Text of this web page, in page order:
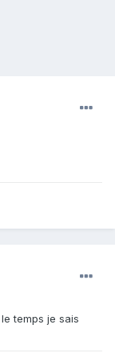
temps je sais